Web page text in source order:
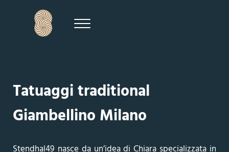
Menu
Tatuaggi traditional
Giambellino Milano